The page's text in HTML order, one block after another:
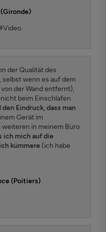
der Qualität des
wenn es auf dem
der Wand entfernt),
beim Einschlafen
Eindruck, dass man
Gerät im
in meinem Büro
ich mich auf die
kümmere(ich habe
(Poitiers)